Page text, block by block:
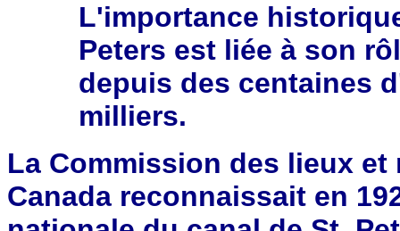
L'importance
Peters est liée à son
depuis des centaines
milliers.
La Commission des lieux
Canada reconnaissait en